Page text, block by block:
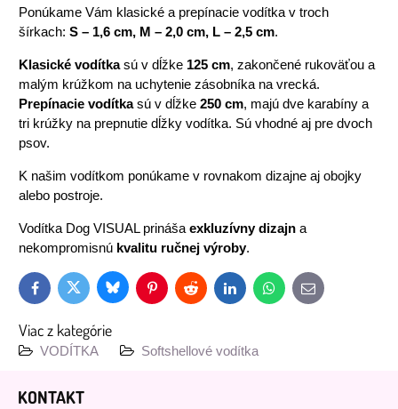
Ponúkame Vám klasické a prepínacie vodítka v troch
šírkach: S – 1,6 cm, M – 2,0 cm, L – 2,5 cm.
Klasické vodítkasú v dĺžke 125 cm, zakončené rukoväťou a
malým krúžkom na uchytenie zásobníka na vrecká.
Prepínacie vodítkasú v dĺžke 250 cm, majú dve karabíny a
tri krúžky na prepnutie dĺžky vodítka. Sú vhodné aj pre dvoch
psov.
K našim vodítkom ponúkame v rovnakom dizajne aj obojky
alebo postroje.
Vodítka Dog VISUAL prináša exkluzívny dizajn a
nekompromisnú kvalitu ručnej výroby.
FacebookTwitter BlueskyPinterestReddit LinkedInWhatsApp
E-
mail
Viac z kategórie
VODÍTKA Softshellové vodítka
KONTAKT